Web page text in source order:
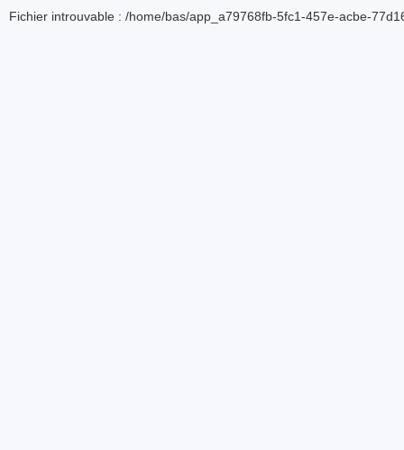
Fichier introuvable : /home/bas/app_a79768fb-5fc1-457e-acbe-